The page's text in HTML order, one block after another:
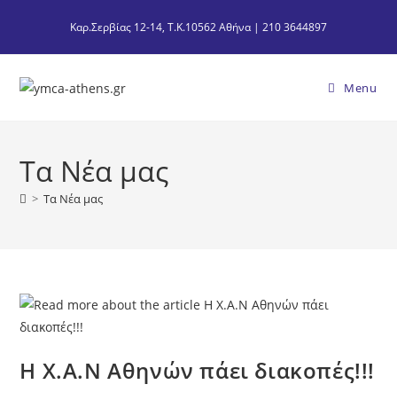
Καρ.Σερβίας 12-14, Τ.Κ.10562 Αθήνα | 210 3644897
Menu
Τα Νέα μας
> Τα Νέα μας
Η Χ.Α.Ν Αθηνών πάει διακοπές!!!